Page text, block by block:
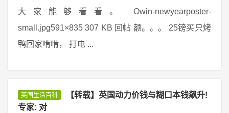
大家能够看看。 Owin-newyearposter-
small.jpg591×835 307 KB 回帖 额。。。 25镑买只烤
鸭回家啃啃， 打电 ...
英国生活百科
【转载】英国动力价钱与糊口本钱飙升!
专家: 对